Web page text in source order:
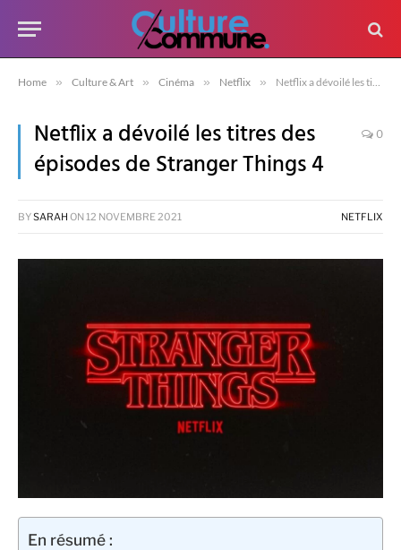
Home » Culture & Art » Cinéma » Netflix » Netflix a dévoilé les titres des épisodes de Stranger Things 4
Netflix a dévoilé les titres des
épisodes de Stranger Things 4
0
BYSARAH ON 12 NOVEMBRE 2021 NETFLIX
En résumé :